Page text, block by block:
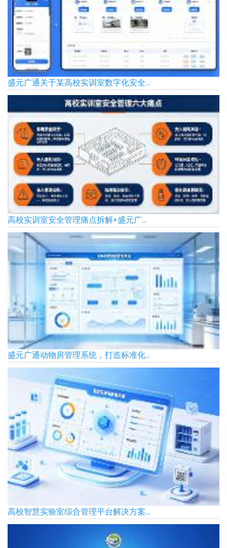
盛元广通关于某高校实训室数字化安全...
高校实训室安全管理痛点拆解+盛元广...
盛元广通动物房管理系统，打造标准化...
高校智慧实验室综合管理平台解决方案...